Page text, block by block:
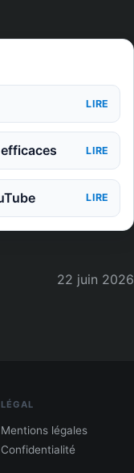
LIRE
LIRE
LIRE
22 juin 2026
LÉGAL
Mentions légales
Confidentialité